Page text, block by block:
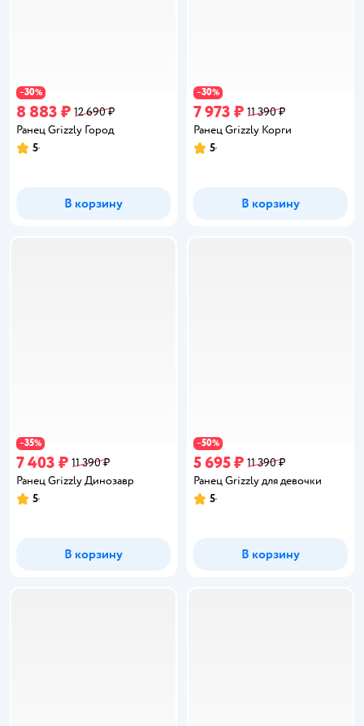
−30%
8 883 ₽ 12 690 ₽
Ранец Grizzly Город
Рейтинг:
5
В корзину
−30%
7 973 ₽ 11 390 ₽
Ранец Grizzly Корги
Рейтинг:
5
В корзину
−35%
7 403 ₽ 11 390 ₽
Ранец Grizzly Динозавр
Рейтинг:
5
В корзину
−50%
5 695 ₽ 11 390 ₽
Ранец Grizzly для девочки
Рейтинг:
5
В корзину